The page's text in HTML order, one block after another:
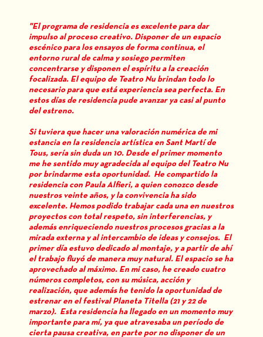
"El programa de residencia es excelente para dar
impulso al proceso creativo. Disponer de un espacio
escénico para los ensayos de forma continua, el
entorno rural de calma y sosiego permiten
concentrarse y disponen el espíritu a la creación
focalizada. El equipo de Teatro Nu brindan todo lo
necesario para que está experiencia sea perfecta. En
estos días de residencia pude avanzar ya casi al punto
del estreno.
Si tuviera que hacer una valoración numérica de mi
estancia en la residencia artística en Sant Martí de
Tous, sería sin duda un 10. Desde el primer momento
me he sentido muy agradecida al equipo del Teatro Nu
por brindarme esta oportunidad. He compartido la
residencia con Paula Alfieri, a quien conozco desde
nuestros veinte años, y la convivencia ha sido
excelente. Hemos podido trabajar cada una en nuestros
proyectos con total respeto, sin interferencias, y
además enriqueciendo nuestros procesos gracias a la
mirada externa y al intercambio de ideas y consejos. El
primer día estuvo dedicado al montaje, y a partir de ahí
el trabajo fluyó de manera muy natural. El espacio se ha
aprovechado al máximo. En mi caso, he creado cuatro
números completos, con su música, acción y
realización, que además he tenido la oportunidad de
estrenar en el festival Planeta Titella (21 y 22 de
marzo). Esta residencia ha llegado en un momento muy
importante para mí, ya que atravesaba un período de
cierta pausa creativa, en parte por no disponer de un